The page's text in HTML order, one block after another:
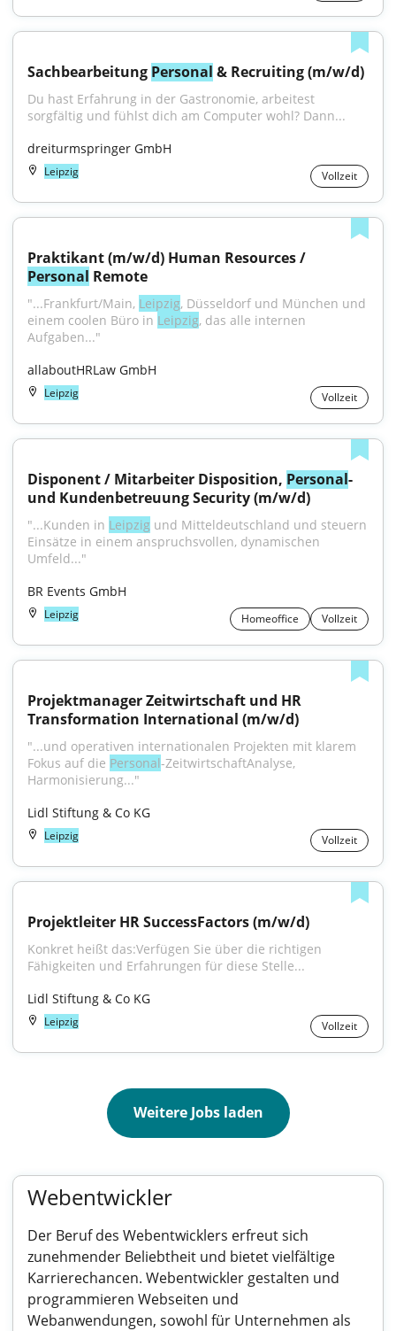
Sachbearbeitung Personal & Recruiting (m/w/d)
Du hast Erfahrung in der Gastronomie, arbeitest
sorgfältig und fühlst dich am Computer wohl? Dann...
dreiturmspringer GmbH
Leipzig Vollzeit
Personal Remote
"...Frankfurt/Main, Leipzig, Düsseldorf und München und
einem coolen Büro in Leipzig, das alle internen
Aufgaben..."
allaboutHRLaw GmbH
Leipzig Vollzeit
Disponent / Mitarbeiter Disposition, Personal-
und Kundenbetreuung Security (m/w/d)
"...Kunden in Leipzig und Mitteldeutschland und steuern
Einsätze in einem anspruchsvollen, dynamischen
Umfeld..."
BR Events GmbH
Leipzig Homeoffice Vollzeit
Projektmanager Zeitwirtschaft und HR
Transformation International (m/w/d)
"...und operativen internationalen Projekten mit klarem
Fokus auf die Personal-ZeitwirtschaftAnalyse,
Harmonisierung..."
Lidl Stiftung & Co KG
Leipzig Vollzeit
Projektleiter HR SuccessFactors (m/w/d)
Konkret heißt das:Verfügen Sie über die richtigen
Fähigkeiten und Erfahrungen für diese Stelle...
Lidl Stiftung & Co KG
Leipzig Vollzeit
Weitere Jobs laden
Webentwickler
Der Beruf des Webentwicklers erfreut sich
zunehmender Beliebtheit und bietet vielfältige
Karrierechancen. Webentwickler gestalten und
programmieren Webseiten und
Webanwendungen, sowohl für Unternehmen als